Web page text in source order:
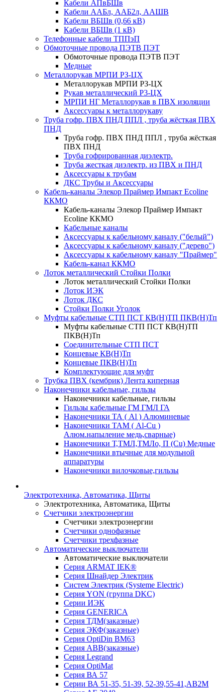
Кабели АПвБШв
Кабели ААБл, ААБ2л, ААШВ
Кабели ВБШв (0,66 кВ)
Кабели ВБШв (1 кВ)
Телефонные кабели ТППэП
Обмоточные провода ПЭТВ ПЭТ
Обмоточные провода ПЭТВ ПЭТ
Медные
Металлорукав МРПИ РЗ-ЦХ
Металлорукав МРПИ РЗ-ЦХ
Рукав металлический Р3-ЦХ
МРПИ НГ Металлорукав в ПВХ изоляции
Аксессуары к металлорукаву
Труба гофр. ПВХ ПНД ППЛ , труба жёсткая ПВХ
ПНД
Труба гофр. ПВХ ПНД ППЛ , труба жёсткая
ПВХ ПНД
Труба гофрированная диэлектр.
Труба жесткая диэлектр. из ПВХ и ПНД
Аксессуары к трубам
ДКС Трубы и Аксессуары
Кабель-каналы Элекор Праймер Импакт Ecoline
ККМО
Кабель-каналы Элекор Праймер Импакт
Ecoline ККМО
Кабельные каналы
Аксессуары к кабельному каналу ("белый")
Аксессуары к кабельному каналу ("дерево")
Аксессуары к кабельному каналу "Праймер"
Кабель-канал ККМО
Лоток металлический Стойки Полки
Лоток металлический Стойки Полки
Лоток ИЭК
Лоток ДКС
Стойки Полки Уголок
Муфты кабельные СТП ПСТ КВ(Н)ТП ПКВ(Н)Тп
Муфты кабельные СТП ПСТ КВ(Н)ТП
ПКВ(Н)Тп
Соединительные СТП ПСТ
Концевые КВ(Н)Тп
Концевые ПКВ(Н)Тп
Комплектующие для муфт
Трубка ПВХ (кембрик) Лента киперная
Наконечники кабельные, гильзы
Наконечники кабельные, гильзы
Гильзы кабельные ГМ ГМЛ ГА
Наконечники ТА ( Al ) Алюминевые
Наконечники ТАМ ( Al-Cu )
Алюм.напыление медь,сварные)
Наконечники Т,ТМЛ,ТМЛо, П (Cu) Медные
Наконечники втычные для модульной
аппаратуры
Наконечники вилочковые,гильзы
Электротехника, Автоматика, Щиты
Электротехника, Автоматика, Щиты
Счетчики электроэнергии
Счетчики электроэнергии
Счетчики однофазные
Счетчики трехфазные
Автоматические выключатели
Автоматические выключатели
Серия ARMAT IEK®
Серия Шнайдер Электрик
Систем Электрик (Systeme Electric)
Серия YON (группа DKC)
Серии ИЭК
Серия GENERICA
Серия ТДМ(заказные)
Серия ЭКФ(заказные)
Серия OptiDin BM63
Серия АВВ(заказные)
Серия Legrand
Серия OptiMat
Серия ВА 57
Серии ВА 51-35, 51-39, 52-39,55-41,АВ2М